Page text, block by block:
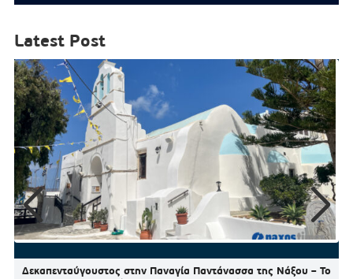
Latest Post
Δεκαπενταύγουστος στην Παναγία Παντάνασσα της Νάξου – Το